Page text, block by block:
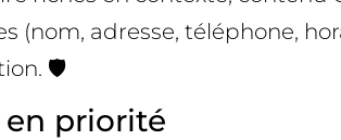
(nom, adresse, téléphone,
🛡️
en priorité